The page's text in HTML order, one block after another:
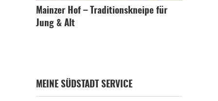
Mainzer Hof – Traditionskneipe für
Jung & Alt
MEINE SÜDSTADT SERVICE